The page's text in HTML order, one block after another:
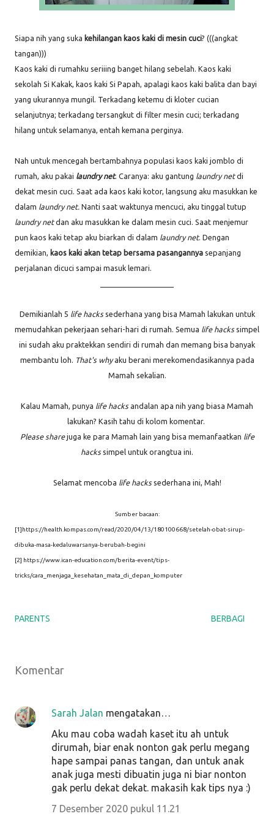
Siapa nih yang suka kehilangan kaos kaki di mesin cuci? (((angkat
tangan)))
Kaos kaki di rumahku seriiing banget hilang sebelah. Kaos kaki
sekolah Si Kakak, kaos kaki Si Papah, apalagi kaos kaki balita dan bayi
yang ukurannya mungil. Terkadang ketemu di kloter cucian
selanjutnya; terkadang tersangkut di filter mesin cuci; terkadang
hilang untuk selamanya, entah kemana perginya.
Nah untuk mencegah bertambahnya populasi kaos kaki jomblo di
rumah, aku pakai laundry net. Caranya: aku gantung laundry netdi
dekat mesin cuci. Saat ada kaos kaki kotor, langsung aku masukkan ke
dalam laundry net. Nanti saat waktunya mencuci, aku tinggal tutup
laundry netdan aku masukkan ke dalam mesin cuci. Saat menjemur
pun kaos kaki tetap aku biarkan di dalam laundry net. Dengan
demikian, kaos kaki akan tetap bersama pasangannya sepanjang
perjalanan dicuci sampai masuk lemari.
Demikianlah 5 life hackssederhana yang bisa Mamah lakukan untuk
memudahkan pekerjaan sehari-hari di rumah. Semua life hackssimpel
ini sudah aku praktekkan sendiri di rumah dan memang bisa banyak
membantu loh. That's whyaku berani merekomendasikannya pada
Mamah sekalian.
Kalau Mamah, punya life hacksandalan apa nih yang biasa Mamah
lakukan? Kasih tahu di kolom komentar.
Please sharejuga ke para Mamah lain yang bisa memanfaatkan life
hackssimpel untuk orangtua ini.
Selamat mencoba life hackssederhana ini, Mah!
Sumber bacaan:
[1]https://health.kompas.com/read/2020/04/13/180100668/setelah-obat-sirup-
dibuka-masa-kedaluwarsanya-berubah-begini
[2] https://www.ican-education.com/berita-event/tips-
tricks/cara_menjaga_kesehatan_mata_di_depan_komputer
PARENTS BERBAGI
Komentar
Sarah Jalan mengatakan…
Aku mau coba wadah kaset itu ah untuk
dirumah, biar enak nonton gak perlu megang
hape sampai panas tangan, dan untuk anak
anak juga mesti dibuatin juga ni biar nonton
gak perlu dekat dekat. makasih kak tips nya :)
7 Desember 2020 pukul 11.21